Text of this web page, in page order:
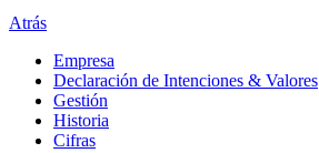
Atrás
Empresa
Declaración de Intenciones & Valores
Gestión
Historia
Cifras